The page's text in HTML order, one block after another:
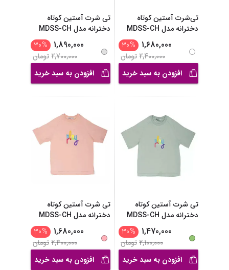
تی‌شرت آستین کوتاه
دخترانه مدل MDSS-CH
1,680,000
%
30
2,400,000تومان
افزودن به سبد خرید
تی شرت آستین کوتاه
دخترانه مدل MDSS-CH
1,890,000
%
30
2,700,000تومان
افزودن به سبد خرید
تی شرت آستین کوتاه
دخترانه مدل MDSS-CH
1,470,000
%
30
2,100,000تومان
افزودن به سبد خرید
تی شرت آستین کوتاه
دخترانه مدل MDSS-CH
1,680,000
%
30
2,400,000تومان
افزودن به سبد خرید